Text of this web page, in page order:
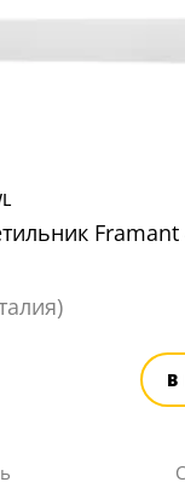
Framant
В